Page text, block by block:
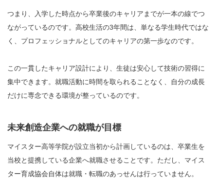
つまり、入学した時点から卒業後のキャリアまでが一本の線でつ
ながっているのです。高校生活の3年間は、単なる学生時代ではな
く、プロフェッショナルとしてのキャリアの第一歩なのです。
この一貫したキャリア設計により、生徒は安心して技術の習得に
集中できます。就職活動に時間を取られることなく、自分の成長
だけに専念できる環境が整っているのです。
未来創造企業への就職が目標
マイスター高等学院が設立当初から計画しているのは、卒業生を
当校と提携している企業へ就職させることです。ただし、マイス
ター育成協会自体は就職・転職のあっせんは行っていません。